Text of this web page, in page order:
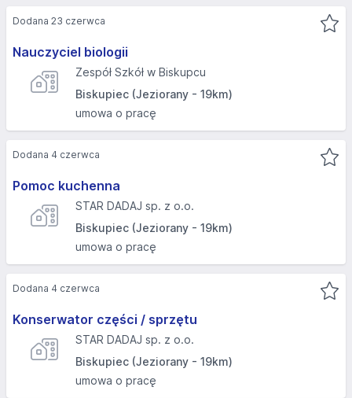
Nauczyciel biologii
Zespół Szkół w Biskupcu
Biskupiec (Jeziorany - 19km)
umowa o pracę
Dodana 23 czerwca
Pomoc kuchenna
STAR DADAJ sp. z o.o.
Biskupiec (Jeziorany - 19km)
umowa o pracę
Dodana 4 czerwca
Konserwator części / sprzętu
STAR DADAJ sp. z o.o.
Biskupiec (Jeziorany - 19km)
umowa o pracę
Dodana 4 czerwca